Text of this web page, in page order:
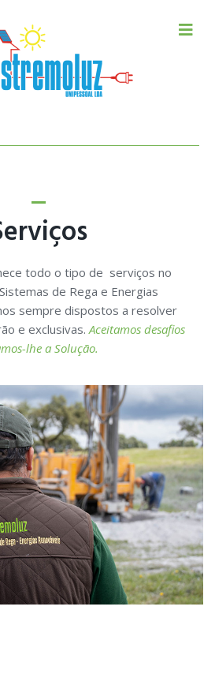
todo o tipo de serviços no
de Rega e Energias
sempre dispostos a resolver
e exclusivas.Aceitamos desafios
lhe a Solução.
aconselhamos a melhor
Sectores de Sistemas de rega,
Electricidade.